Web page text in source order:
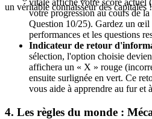
un véritable connaisseur des capitales !
vitale affiche votre score actuel
votre progression au cours de
Question 10/25). Gardez un œil
performances et les questions
Indicateur de retour
sélection, l'option choisie
affichera un « X » rouge
ensuite surlignée en vert. Ce
vous aide à apprendre au fur et
4. Les règles du monde :